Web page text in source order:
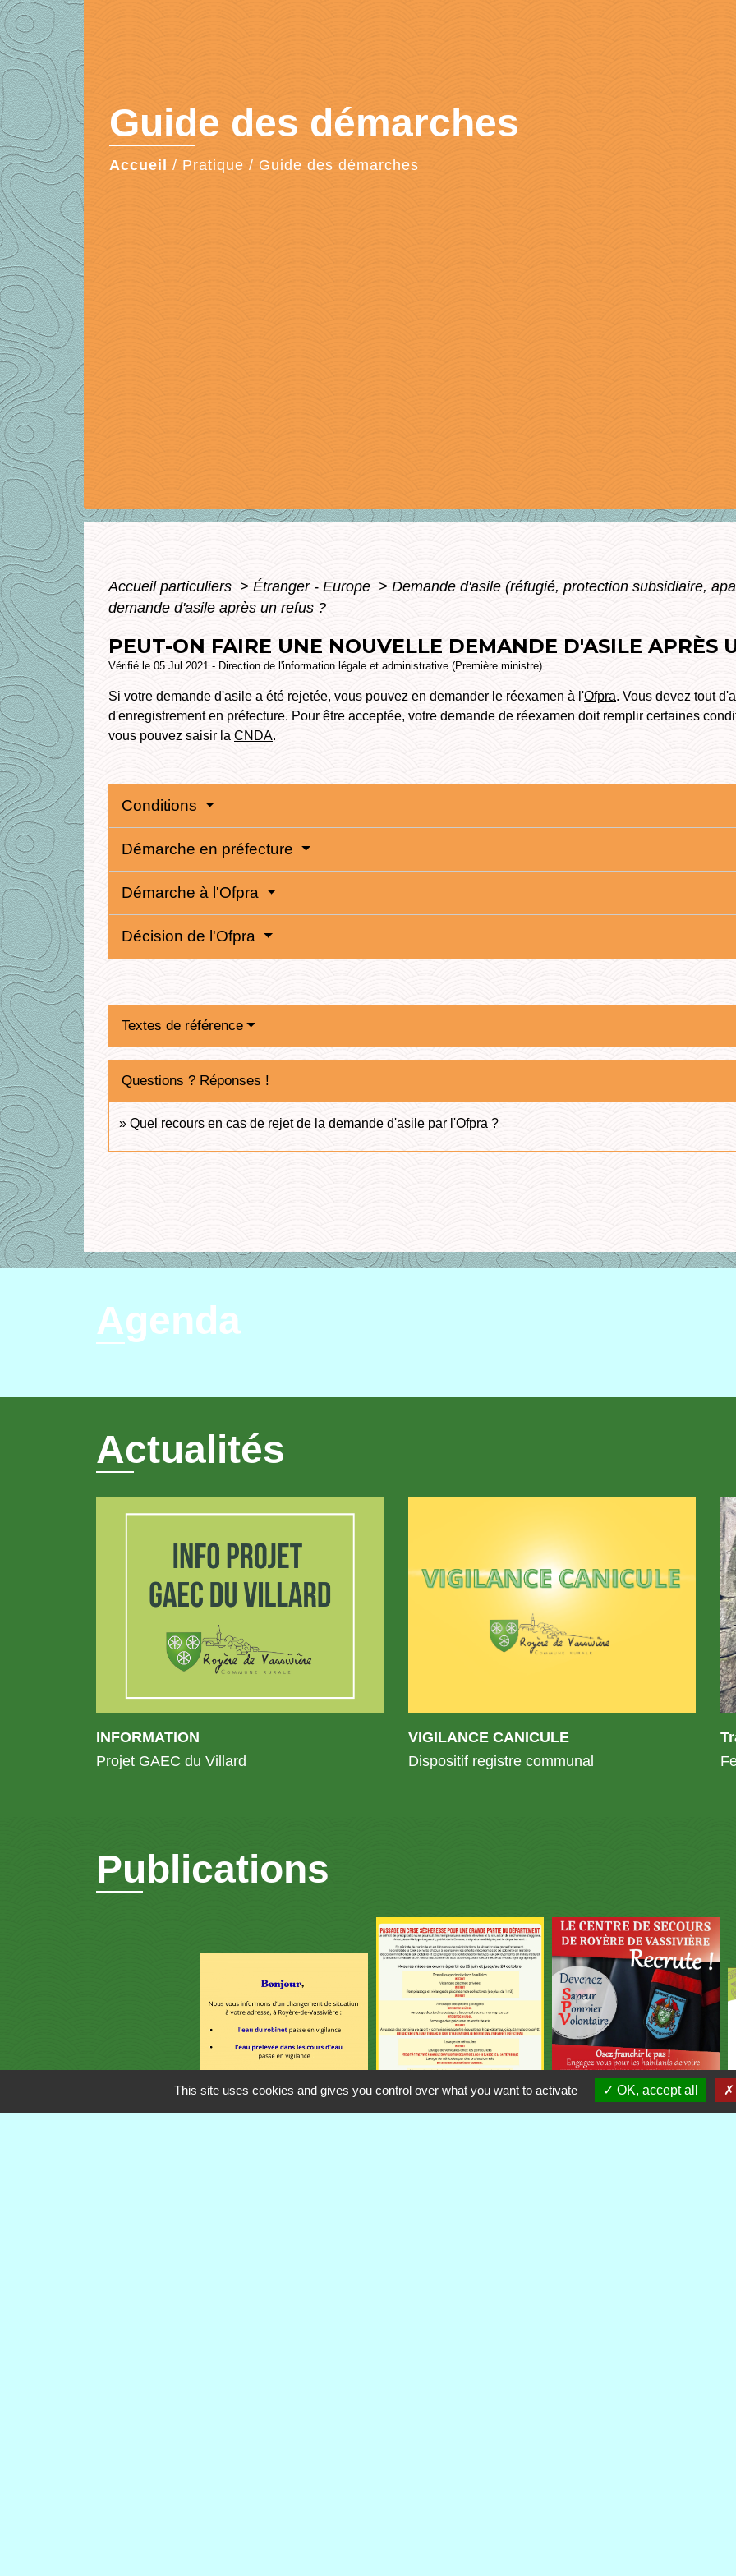
Guide des démarches
Accueil / Pratique / Guide des démarches
Accueil particuliers > Étranger - Europe > Demande d'asile (réfugié, protection subsidiaire,
demande d'asile après un refus ?
PEUT-ON FAIRE UNE NOUVELLE DEMANDE D'ASILE APRÈS
Vérifié le 05 Jul 2021 - Direction de l'information légale et administrative (Première ministre)
Si votre demande d'asile a été rejetée, vous pouvez en demander le réexamen à l'Ofpra. Vous devez tout
d'enregistrement en préfecture. Pour être acceptée, votre demande de réexamen doit remplir certaines
vous pouvez saisir la CNDA.
Conditions
Démarche en préfecture
Démarche à l'Ofpra
Décision de l'Ofpra
Textes de référence
Questions ? Réponses !
Quel recours en cas de rejet de la demande d'asile par l'Ofpra ?
Agenda
Actualités
INFORMATION
Projet GAEC du Villard
VIGILANCE CANICULE
Dispositif registre communal
Publications
This site uses cookies and gives you control over what you want to activate OK, accept all